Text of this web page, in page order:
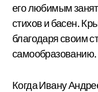
его любимым
стихов и басен.
благодаря своим
самообразованию.
Когда Ивану